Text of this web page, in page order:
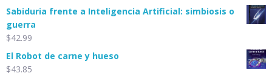
Sabiduria frente a Inteligencia Artificial: simbiosis o
guerra
$42.99
El Robot de carne y hueso
$43.85